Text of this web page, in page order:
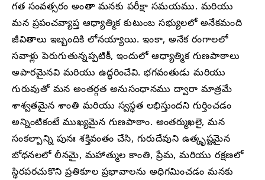
గత సంవత్సరం అంతా మనకు పరీక్షా సమయము. మరియు
మన ప్రపంచవ్యాప్త ఆధ్యాత్మిక కుటుంబ సభ్యులలో అనేకమంది
జీవితాలు ఇబ్బందికి లోనయ్యాయి. ఇంకా, అనేక రంగాలలో
సవాళ్లు పెరుగుతున్నప్పటికీ, ఇందులో ఆధ్యాత్మిక గుణపాఠాలు
అపారమైనవి మరియు ఉద్ధరించేవి. భగవంతుడు మరియు
గురువుతో మన అంతర్గత అనుసంధానము ద్వారా మాత్రమే
శాశ్వతమైన శాంతి మరియు స్వస్థత లభిస్తుందని గుర్తించడం
అన్నింటికంటే ముఖ్యమైన గుణపాఠాం. అంతర్ముఖలై, మన
సంకల్పాన్ని పునః శక్తివంతం చేసి, గురుదేవుని ఉత్కృష్టమైన
బోధనలలో లీనమై, మహాత్ముల కాంతి, ప్రేమ, మరియు రక్షణలో
స్థిరపరచుకొని ప్రతికూల ప్రభావాలను అధిగమించడం మనకు